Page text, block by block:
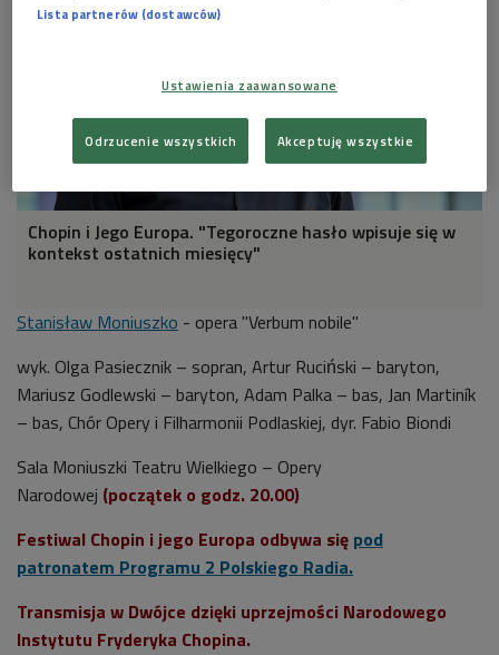
Chopin i Jego Europa. "Tegoroczne hasło wpisuje się w
kontekst ostatnich miesięcy"
Stanisław Moniuszko - opera "Verbum nobile"
wyk. Olga Pasiecznik – sopran, Artur Ruciński – baryton,
Mariusz Godlewski – baryton, Adam Palka – bas, Jan Martiník
– bas, Chór Opery i Filharmonii Podlaskiej, dyr. Fabio Biondi
Sala Moniuszki Teatru Wielkiego – Opery
Narodowej (początek o godz. 20.00)
Festiwal Chopin i jego Europa odbywa się pod
patronatem Programu 2 Polskiego Radia.
Transmisja w Dwójce dzięki uprzejmości Narodowego
Instytutu Fryderyka Chopina.
Lista partnerów (dostawców)
Ustawienia zaawansowane
Odrzucenie wszystkich Akceptuję wszystkie